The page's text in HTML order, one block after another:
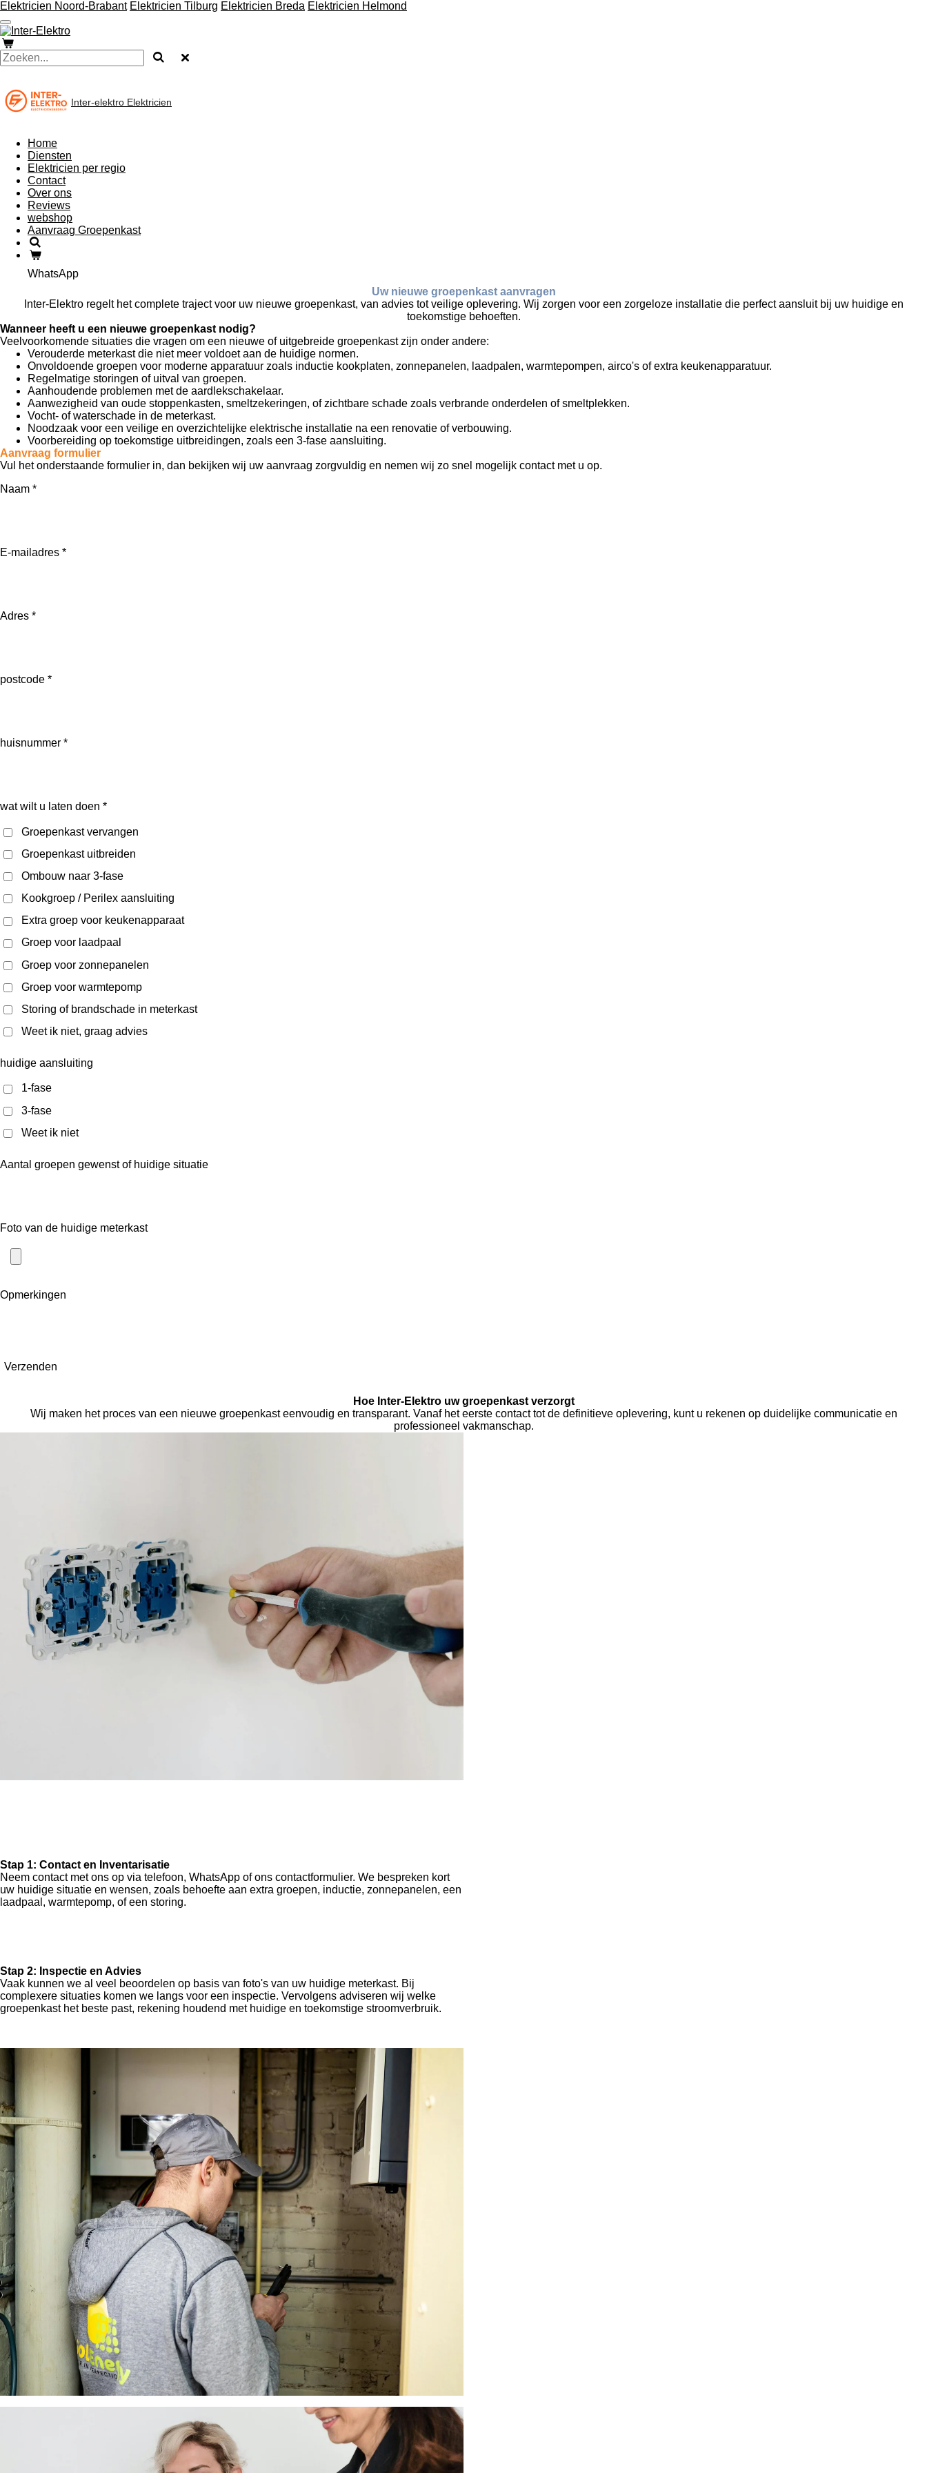
Elektricien Noord-Brabant Elektricien Tilburg Elektricien Breda Elektricien Helmond
Ga
direct
naar
de
hoofdinhoud
Inter-elektro Elektricien
Home
Diensten
Elektricien per regio
Contact
Over ons
Reviews
webshop
Aanvraag Groepenkast
WhatsApp
Uw nieuwe groepenkast aanvragen
Inter-Elektro regelt het complete traject voor uw nieuwe groepenkast, van advies tot veilige oplevering. Wij zorgen voor een zorgeloze installatie die perfect aansluit bij uw huidige en
toekomstige behoeften.
Wanneer heeft u een nieuwe groepenkast nodig?
Veelvoorkomende situaties die vragen om een nieuwe of uitgebreide groepenkast zijn onder andere:
Verouderde meterkast die niet meer voldoet aan de huidige normen.
Onvoldoende groepen voor moderne apparatuur zoals inductie kookplaten, zonnepanelen, laadpalen, warmtepompen, airco's of extra keukenapparatuur.
Regelmatige storingen of uitval van groepen.
Aanhoudende problemen met de aardlekschakelaar.
Aanwezigheid van oude stoppenkasten, smeltzekeringen, of zichtbare schade zoals verbrande onderdelen of smeltplekken.
Vocht- of waterschade in de meterkast.
Noodzaak voor een veilige en overzichtelijke elektrische installatie na een renovatie of verbouwing.
Voorbereiding op toekomstige uitbreidingen, zoals een 3-fase aansluiting.
Aanvraag formulier
Vul het onderstaande formulier in, dan bekijken wij uw aanvraag zorgvuldig en nemen wij zo snel mogelijk contact met u op.
Naam *
E-mailadres *
Adres *
postcode *
huisnummer *
wat wilt u laten doen *
Groepenkast vervangen
Groepenkast uitbreiden
Ombouw naar 3-fase
Kookgroep / Perilex aansluiting
Extra groep voor keukenapparaat
Groep voor laadpaal
Groep voor zonnepanelen
Groep voor warmtepomp
Storing of brandschade in meterkast
Weet ik niet, graag advies
huidige aansluiting
1-fase
3-fase
Weet ik niet
Aantal groepen gewenst of huidige situatie
Foto van de huidige meterkast
Opmerkingen
Verzenden
Hoe Inter-Elektro uw groepenkast verzorgt
Wij maken het proces van een nieuwe groepenkast eenvoudig en transparant. Vanaf het eerste contact tot de definitieve oplevering, kunt u rekenen op duidelijke communicatie en
professioneel vakmanschap.
Stap 1: Contact en Inventarisatie
Neem contact met ons op via telefoon, WhatsApp of ons contactformulier. We bespreken kort
uw huidige situatie en wensen, zoals behoefte aan extra groepen, inductie, zonnepanelen, een
laadpaal, warmtepomp, of een storing.
Stap 2: Inspectie en Advies
Vaak kunnen we al veel beoordelen op basis van foto's van uw huidige meterkast. Bij
complexere situaties komen we langs voor een inspectie. Vervolgens adviseren wij welke
groepenkast het beste past, rekening houdend met huidige en toekomstige stroomverbruik.